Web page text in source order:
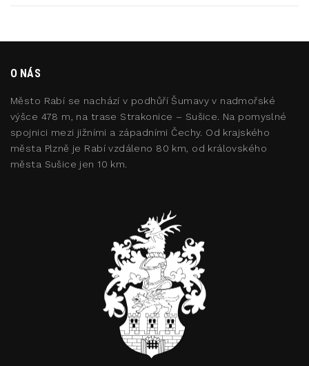
O NÁS
Město Rabí se nachází v podhůří Šumavy v nadmořské
výšce 478 m, na trase Strakonice – Sušice. Na pomyslné
spojnici mezi jižními a západními Čechy. Od krajského
města Plzně je Rabí vzdáleno 80 km, od královského
města Sušice jen 10 km.